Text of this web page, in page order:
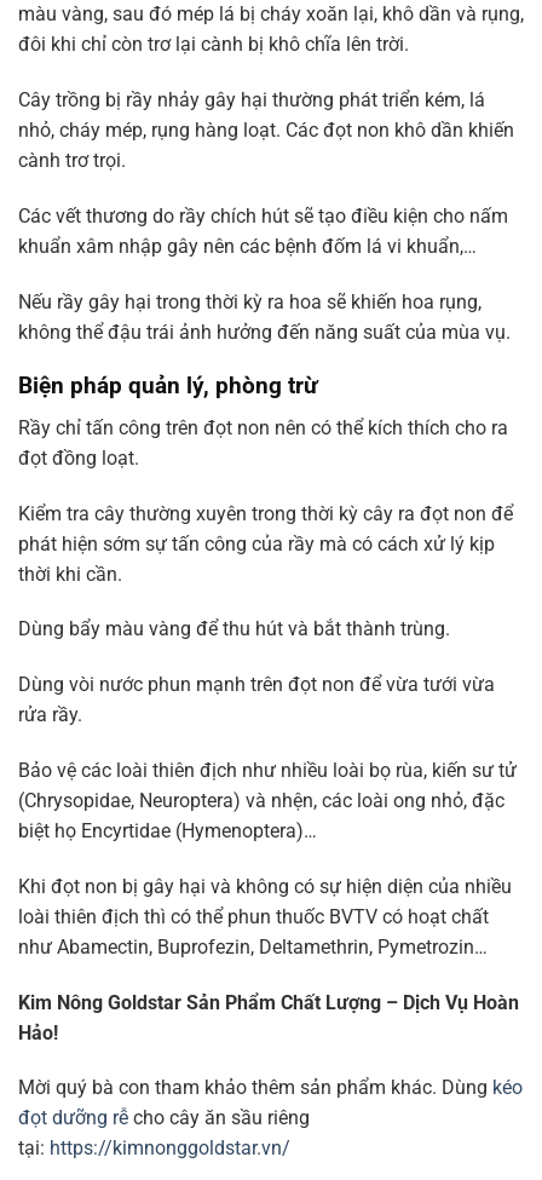
màu vàng, sau đó mép lá bị cháy xoăn lại, khô dần và rụng,
đôi khi chỉ còn trơ lại cành bị khô chĩa lên trời.
Cây trồng bị rầy nhảy gây hại thường phát triển kém, lá
nhỏ, cháy mép, rụng hàng loạt. Các đọt non khô dần khiến
cành trơ trọi.
Các vết thương do rầy chích hút sẽ tạo điều kiện cho nấm
khuẩn xâm nhập gây nên các bệnh đốm lá vi khuẩn,…
Nếu rầy gây hại trong thời kỳ ra hoa sẽ khiến hoa rụng,
không thể đậu trái ảnh hưởng đến năng suất của mùa vụ.
Biện pháp quản lý, phòng trừ
Rầy chỉ tấn công trên đọt non nên có thể kích thích cho ra
đọt đồng loạt.
Kiểm tra cây thường xuyên trong thời kỳ cây ra đọt non để
phát hiện sớm sự tấn công của rầy mà có cách xử lý kịp
thời khi cần.
Dùng bẩy màu vàng để thu hút và bắt thành trùng.
Dùng vòi nước phun mạnh trên đọt non để vừa tưới vừa
rửa rầy.
Bảo vệ các loài thiên địch như nhiều loài bọ rùa, kiến sư tử
(Chrysopidae, Neuroptera) và nhện, các loài ong nhỏ, đặc
biệt họ Encyrtidae (Hymenoptera)…
Khi đọt non bị gây hại và không có sự hiện diện của nhiều
loài thiên địch thì có thể phun thuốc BVTV có hoạt chất
như Abamectin, Buprofezin, Deltamethrin, Pymetrozin…
Kim Nông Goldstar Sản Phẩm Chất Lượng – Dịch Vụ Hoàn
Hảo!
Mời quý bà con tham khảo thêm sản phẩm khác. Dùng kéo
đọt dưỡng rễ cho cây ăn sầu riêng
tại: https://kimnonggoldstar.vn/